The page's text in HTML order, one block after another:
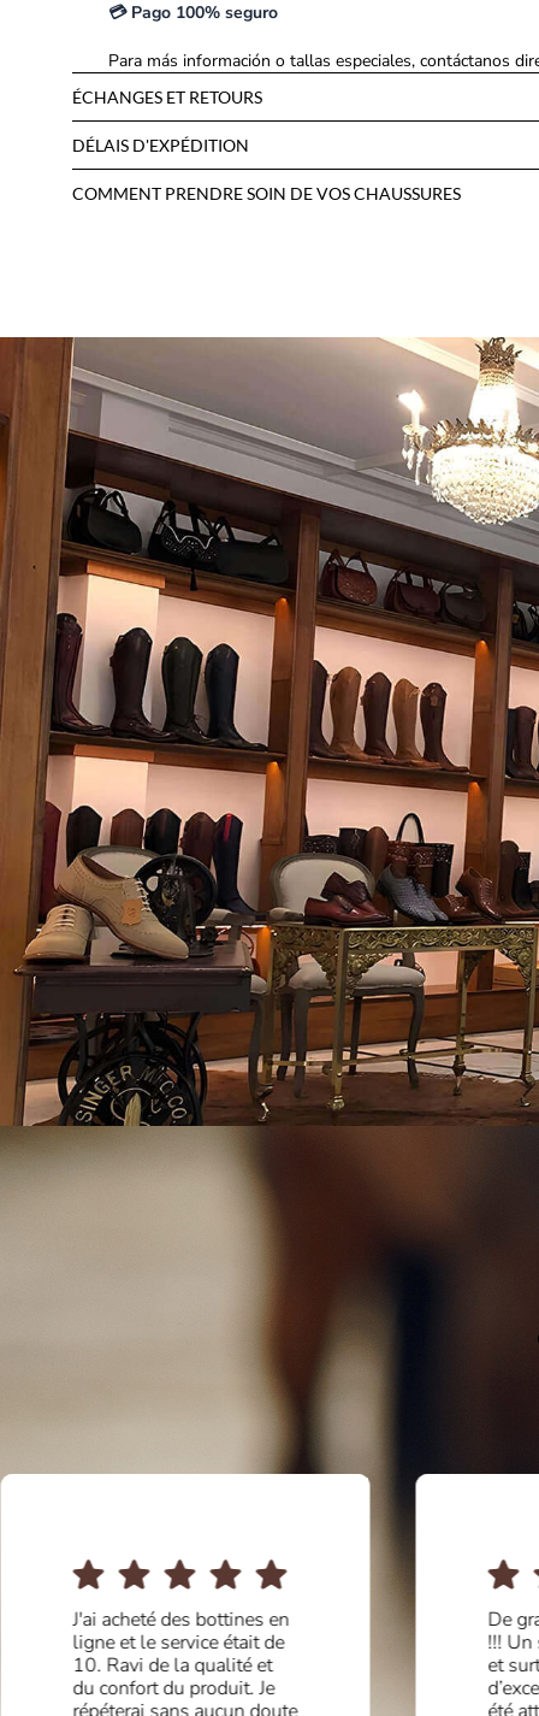
💳 Pago 100% seguro
Para más información o tallas especiales, contáctanos
ÉCHANGES ET RETOURS
DÉLAIS D'EXPÉDITION
COMMENT PRENDRE SOIN DE VOS CHAUSSURES
J'ai acheté des bottines en
ligne et le service était de
10. Ravi de la qualité et
du confort du produit. Je
répéterai sans aucun doute
De
!!! Un
et
été